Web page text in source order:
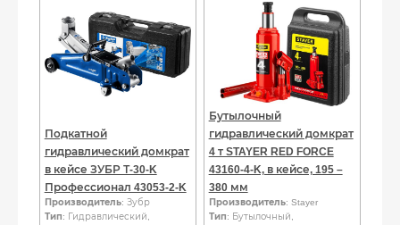
Подкатной
гидравлический домкрат
в кейсе ЗУБР Т-30-K
Профессионал 43053-2-K
Производитель: Зубр
Тип: Гидравлический,
Бутылочный
гидравлический домкрат
4 т STAYER RED FORCE
43160-4-K, в кейсе, 195 –
380 мм
Производитель: Stayer
Тип: Бутылочный,